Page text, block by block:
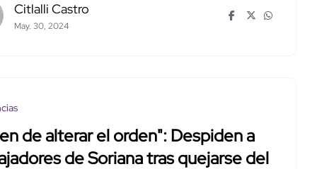
Citlalli Castro
May. 30, 2024
de alterar el orden": Despiden a
de Soriana tras quejarse del